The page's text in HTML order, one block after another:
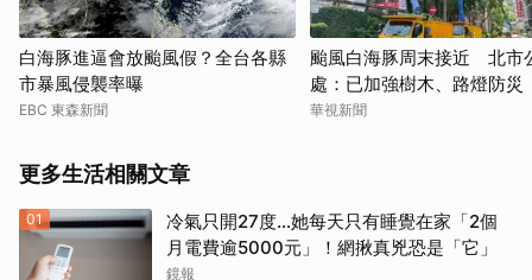
白海豚進逼會放颱風假？全台各縣
市暴風侵襲率曝
EBC 東森新聞
颱風白海豚周末接近 北市
處：已加強樹木、路燈防災
華視新聞
更多生活相關文章
01
冷氣只開27度…她每天只有睡覺在家「2個
月電費逾5000元」！網揪真兇恐是「它」
鏡報